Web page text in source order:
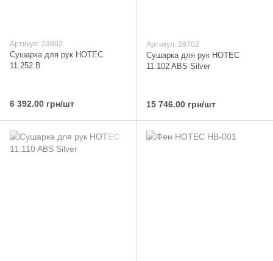
Артикул: 23802
Сушарка для рук HOTEC
11.252.B
6 392.00 грн/шт
Артикул: 28702
Сушарка для рук HOTEC
11.102 ABS Silver
15 746.00 грн/шт